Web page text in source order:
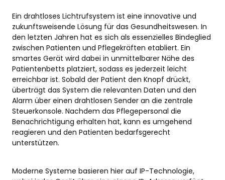
Ein drahtloses Lichtrufsystem ist eine innovative und
zukunftsweisende Lösung für das Gesundheitswesen. In
den letzten Jahren hat es sich als essenzielles Bindeglied
zwischen Patienten und Pflegekräften etabliert. Ein
smartes Gerät wird dabei in unmittelbarer Nähe des
Patientenbetts platziert, sodass es jederzeit leicht
erreichbar ist. Sobald der Patient den Knopf drückt,
überträgt das System die relevanten Daten und den
Alarm über einen drahtlosen Sender an die zentrale
Steuerkonsole. Nachdem das Pflegepersonal die
Benachrichtigung erhalten hat, kann es umgehend
reagieren und den Patienten bedarfsgerecht
unterstützen.
Moderne Systeme basieren hier auf IP-Technologie,